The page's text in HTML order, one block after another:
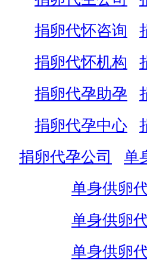
捐卵代怀咨询
捐卵代怀机构
捐卵代孕助孕
捐卵代孕中心
捐卵代孕公司
单
单身供卵
单身供卵
单身供卵